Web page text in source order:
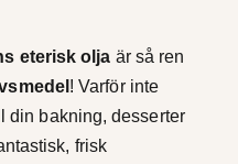
eterisk olja är så ren
! Varför inte
din bakning, desserter
frisk